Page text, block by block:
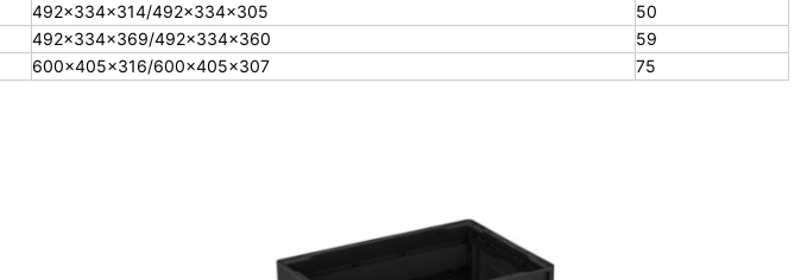
492×334×314/492×334×305
50
492×334×369/492×334×360
59
600×405×316/600×405×307 75